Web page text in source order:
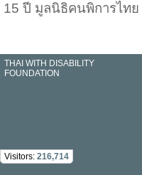
15 ปี มูลนิธิคนพิการไทย
THAI WITH DISABILITY
FOUNDATION
Visitors: 216,714